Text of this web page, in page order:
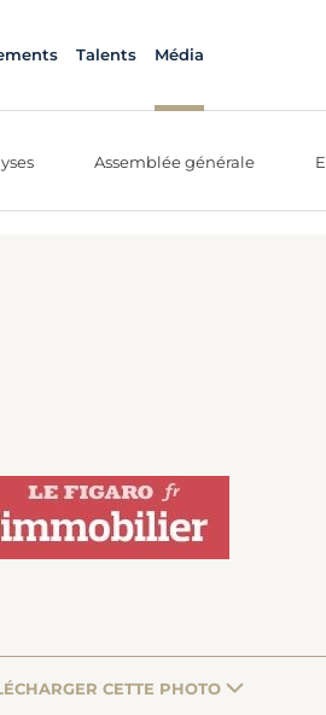
Talents Média
Assemblée générale
CETTE PHOTO